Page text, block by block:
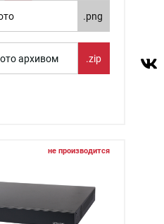
.png
архивом .zip
не производится